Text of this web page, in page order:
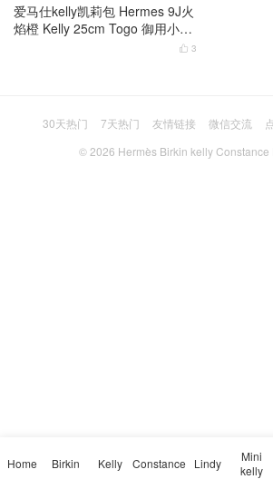
爱马仕kelly凯莉包 Hermes 9J火
焰橙 Kelly 25cm Togo 御用小牛
 3
30天热门 7天热门 友情链接 微信交流
© 2026 Hermès Birkin kelly Constance
Home Birkin Kelly Constance Lindy
Mini
kelly